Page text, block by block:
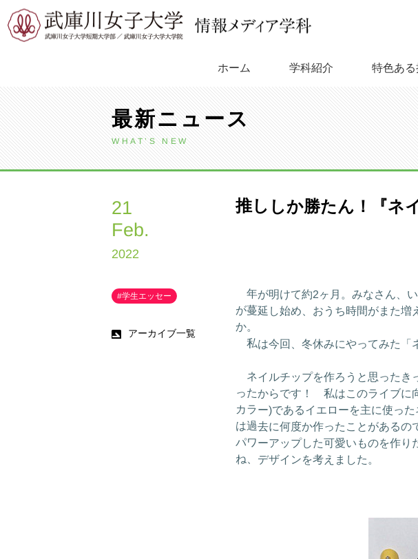
ホーム 学科紹介
ある学生の一日
特色ある
スタジオ予約
キャリアセンター（大学サ
ト）
最新ニュース
WHAT’S NEW
21
Feb.
2022
#学生エッセー
アーカイブ一覧
推ししか勝たん！『ネ
年が明けて約2ヶ月。みなさん、
が蔓延し始め、おうち時間がまた増
か。
私は今回、冬休みにやってみた「
ネイルチップを作ろうと思ったき
ったからです！ 私はこのライブに
カラー)であるイエローを主に使っ
は過去に何度か作ったことがあるの
パワーアップした可愛いものを作り
ね、デザインを考えました。